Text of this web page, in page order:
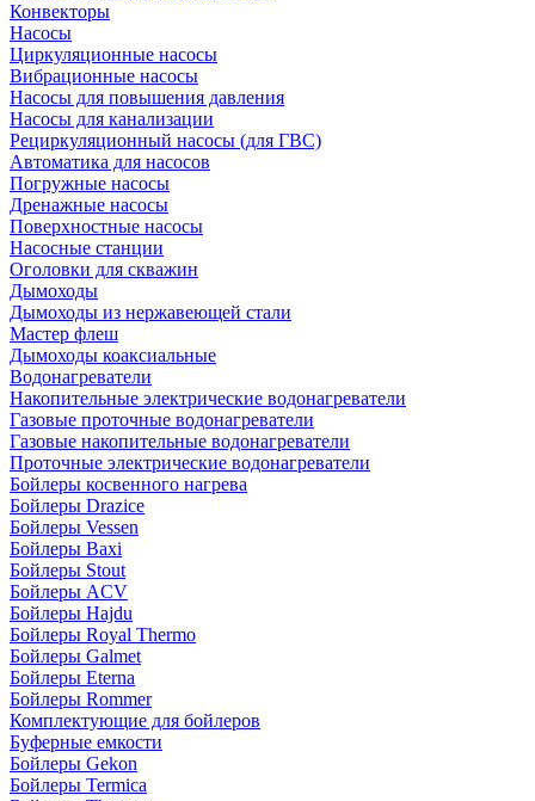
Конвекторы
Насосы
Циркуляционные насосы
Вибрационные насосы
Насосы для повышения давления
Насосы для канализации
Рециркуляционный насосы (для ГВС)
Автоматика для насосов
Погружные насосы
Дренажные насосы
Поверхностные насосы
Насосные станции
Оголовки для скважин
Дымоходы
Дымоходы из нержавеющей стали
Мастер флеш
Дымоходы коаксиальные
Водонагреватели
Накопительные электрические водонагреватели
Газовые проточные водонагреватели
Газовые накопительные водонагреватели
Проточные электрические водонагреватели
Бойлеры косвенного нагрева
Бойлеры Drazice
Бойлеры Vessen
Бойлеры Baxi
Бойлеры Stout
Бойлеры ACV
Бойлеры Hajdu
Бойлеры Royal Thermo
Бойлеры Galmet
Бойлеры Eterna
Бойлеры Rommer
Комплектующие для бойлеров
Буферные емкости
Бойлеры Gekon
Бойлеры Termica